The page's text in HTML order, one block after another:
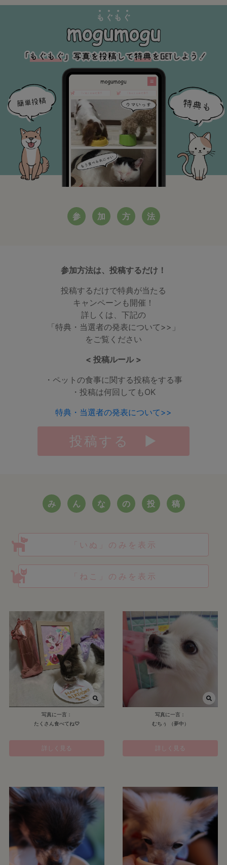
参 加 方 法
参加方法は、投稿するだけ！
投稿するだけで特典が当たる
キャンペーンも開催！
詳しくは、下記の
「特典・当選者の発表について>>」
をご覧ください
< 投稿ルール >
・ペットの食事に関する投稿をする事
・投稿は何回してもOK
特典・当選者の発表について>>
投稿する ▶︎
み ん な の 投 稿
「いぬ」のみを表示
「ねこ」のみを表示
写真に一言：
たくさん食べてね♡
詳しく見る
写真に一言：
むちぅ （夢中）
詳しく見る